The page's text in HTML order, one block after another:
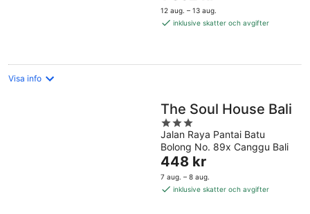
är
1 862 kr
12 aug. – 13 aug.
inklusive skatter och avgifter
Visa info
The Soul House Bali
3
out
of
5
Jalan Raya Pantai Batu
Bolong No. 89x Canggu Bali
Priset
är
448 kr
448 kr
7 aug. – 8 aug.
inklusive skatter och avgifter